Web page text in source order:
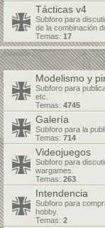
Tácticas v4
Subforo para
de la combinación
Temas: 17
Modelismo y
Subforo para
etc.
Temas: 4745
Galería
Subforo para la
Temas: 714
Videojuegos
Subforo para
wargames.
Temas: 263
Intendencia
Subforo para
hobby.
Temas: 2